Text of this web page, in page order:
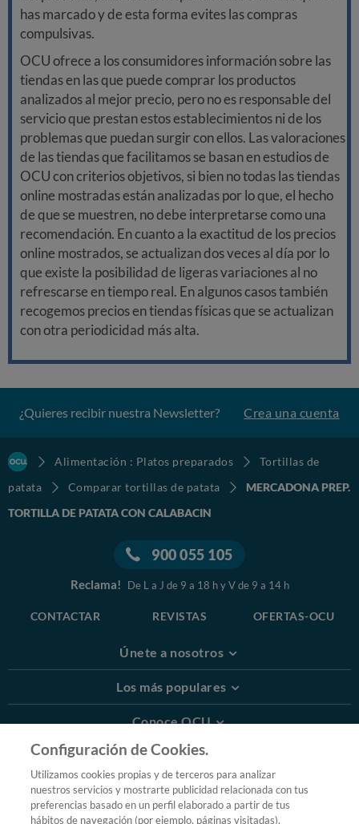
has marcado y de esta forma evites las compras
compulsivas.
OCU ofrece a los consumidores información sobre las
tiendas en las que puede comprar los productos
analizados al mejor precio, pero no es responsable del
servicio que prestan estos establecimientos ni de los
problemas que puedan surgir con ellos. Las valoraciones
de las tiendas que facilitamos se basan en estudios de
OCU con criterios objetivos, si bien no todas las tiendas
online mostradas están analizadas por lo que, el hecho
de que se muestren, no debe interpretarse como una
recomendación. En cuanto a la exactitud de los precios
online mostrados, se actualizan dos veces al día por lo
que existe la posibilidad de ligeras variaciones al no
refrescarse en tiempo real. En algunos casos también
recogemos precios en tiendas físicas que se actualizan
con otra periodicidad más alta.
¿Quieres recibir nuestra Newsletter? Crea una cuenta
Alimentación : Platos preparados
Tortillas de
patata
Comparar tortillas de patata
MERCADONA PREP.
TORTILLA DE PATATA CON CALABACIN
900 055 105
Reclama! De L a J de 9 a 18 h y V de 9 a 14 h
CONTACTAR REVISTAS OFERTAS-OCU
Únete a nosotros
Los más populares
Conoce OCU
Más Información
© 2026 OCU
Condiciones generales de contratación de OCU
Configuración de Cookies.
Utilizamos cookies propias y de terceros para analizar
nuestros servicios y mostrarte publicidad relacionada con tus
preferencias basado en un perfil elaborado a partir de tus
hábitos de navegación (por ejemplo, páginas visitadas).